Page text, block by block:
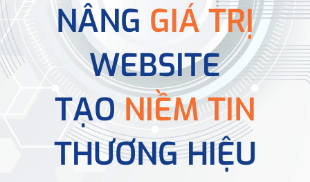
NÂNG GIÁ TRỊ
WEBSITE
TẠONIỀM TIN
THƯƠNG HIỆU